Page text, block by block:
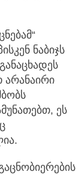
ნაბიჯს
არანაირი
ეს